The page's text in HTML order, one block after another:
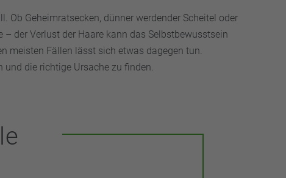
Ob Geheimratsecken, dünner werdender Scheitel oder
der Verlust der Haare kann das Selbstbewusstsein
meisten Fällen lässt sich etwas dagegen tun.
und die richtige Ursache zu finden.